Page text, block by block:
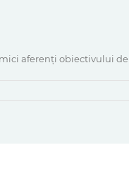
aferenți obiectivului